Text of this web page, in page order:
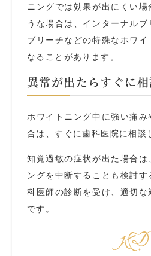
ニングでは効果が出にくい場
うな場合は、インターナル
ブリーチなどの特殊なホワ
なることがあります。
異常が出たらすぐに相
ホワイトニング中に強い痛
合は、すぐに歯科医院に相談
知覚過敏の症状が出た場合は
ングを中断することも検討
科医師の診断を受け、適切
です。